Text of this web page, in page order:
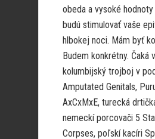
obeda a vysoké
budú stimulovať vaše
hlbokej noci. Mám byť
Budem konkrétny. Čaká
kolumbijský trojboj v
Amputated Genitals,
AxCxMxE, turecká
nemeckí porcovači 5
Corpses, poľskí kacíri